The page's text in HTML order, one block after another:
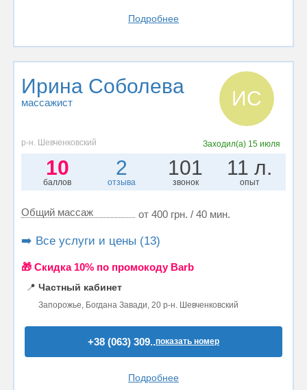
Подробнее
Ирина Соболева
массажист ИС
р-н. Шевченковский Заходил(а) 15 июля
10
баллов
2
отзыва
101
звонок
11 л.
опыт
Общий массаж от 400 грн. / 40 мин.
➡️ Все услуги и цены (13)
🎁 Cкидка 10% по промокоду Barb
📍 Частный кабинет
Запорожье, Богдана Завади, 20 р-н. Шевченковский
+38 (063) 309..показать номер
Подробнее